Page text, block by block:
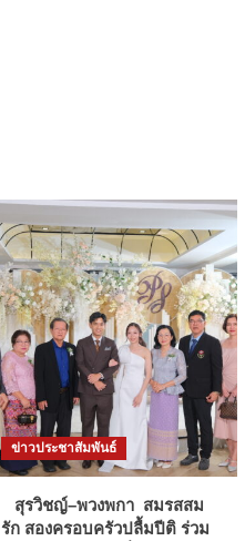
ข่าวประชาสัมพันธ์
สุรวิชญ์–พวงพกา สมรสสม
รัก สองครอบครัวปลื้มปีติ ร่วม